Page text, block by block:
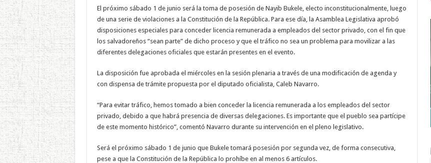
El próximo sábado 1 de junio será la toma de posesión de Nayib Bukele, electo inconstitucionalmente, luego
de una serie de violaciones a la Constitución de la República. Para ese día, la Asamblea Legislativa aprobó
disposiciones especiales para conceder licencia remunerada a empleados del sector privado, con el fin que
los salvadoreños “sean parte” de dicho proceso y que el tráfico no sea un problema para movilizar a las
diferentes delegaciones oficiales que estarán presentes en el evento.
La disposición fue aprobada el miércoles en la sesión plenaria a través de una modificación de agenda y
con dispensa de trámite propuesta por el diputado oficialista, Caleb Navarro.
“Para evitar tráfico, hemos tomado a bien conceder la licencia remunerada a los empleados del sector
privado, debido a que habrá presencia de diversas delegaciones. Es importante que el pueblo sea partícipe
de este momento histórico”, comentó Navarro durante su intervención en el pleno legislativo.
Será el próximo sábado 1 de junio que Bukele tomará posesión por segunda vez, de forma consecutiva,
pese a que la Constitución de la República lo prohíbe en al menos 6 artículos.